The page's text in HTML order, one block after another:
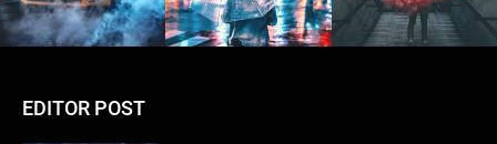
EDITOR POST